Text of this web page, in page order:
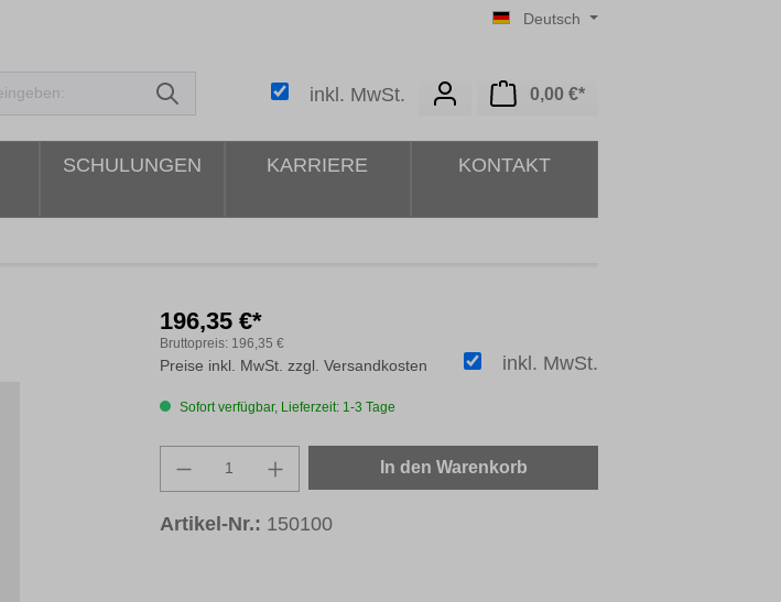
Deutsch
inkl. MwSt. 0,00 €*Warenkorb enthält 0
SCHULUNGEN KARRIERE KONTAKT
196,35 €*
Bruttopreis: 196,35 €
inkl. MwSt.
Preise inkl. MwSt. zzgl. Versandkosten
Sofort verfügbar, Lieferzeit: 1-3 Tage
Produkt Anzahl: Gib den gewünschten Wert ein
In den Warenkorb
Artikel-Nr.: 150100